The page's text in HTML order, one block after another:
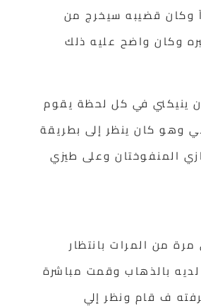
قضيبه سيخرج من
واضح عليه ذلك
في كل لحظة يقوم
كان ينظر إلى بطريقة
وعلى طيزي
بانتظار
وقمت مباشرة
قام ونظر إلي